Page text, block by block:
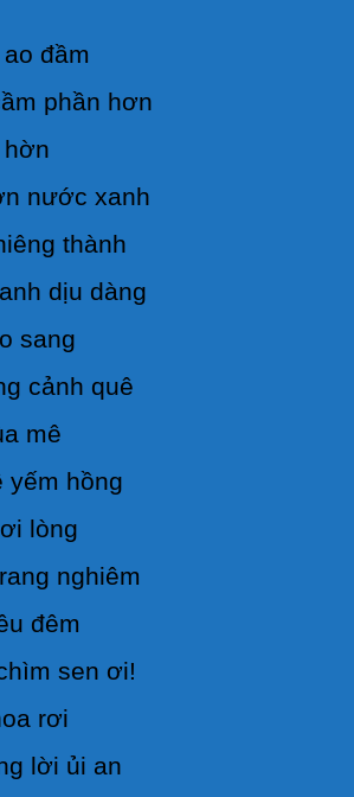
đầm
phần hơn
hờn
nước xanh
thành
dịu dàng
sang
cảnh quê
mê
yếm hồng
lòng
nghiêm
đêm
sen ơi!
rơi
lời ủi an